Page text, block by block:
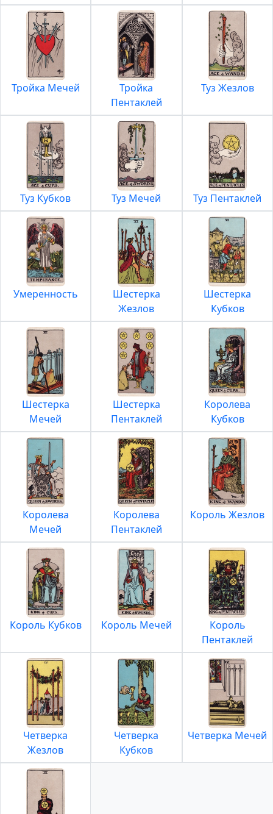
Тройка Мечей
Тройка
Пентаклей
Туз Жезлов
Туз Кубков Туз Мечей Туз Пентаклей
Умеренность
Шестерка
Жезлов
Шестерка
Кубков
Шестерка
Мечей
Шестерка
Пентаклей
Королева
Кубков
Королева
Мечей
Королева
Пентаклей
Король Жезлов
Король Кубков Король Мечей
Король
Пентаклей
Четверка
Жезлов
Четверка
Кубков
Четверка Мечей